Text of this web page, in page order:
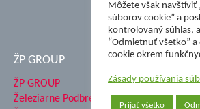
ŽP GROUP
ŽP GROUP
Železiarne Podbrezová a.s.
Môžete však navštíviť
súborov cookie” a
kontrolovaný súhlas,
“Odmietnuť všetko”
cookie okrem
Zásady používania
Prijať všetko